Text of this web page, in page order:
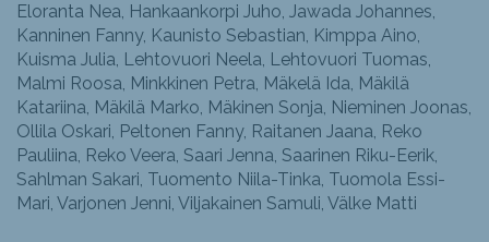
Eloranta Nea, Hankaankorpi Juho, Jawada Johannes,
Kanninen Fanny, Kaunisto Sebastian, Kimppa Aino,
Kuisma Julia, Lehtovuori Neela, Lehtovuori Tuomas,
Malmi Roosa, Minkkinen Petra, Mäkelä Ida, Mäkilä
Katariina, Mäkilä Marko, Mäkinen Sonja, Nieminen Joonas,
Ollila Oskari, Peltonen Fanny, Raitanen Jaana, Reko
Pauliina, Reko Veera, Saari Jenna, Saarinen Riku-Eerik,
Sahlman Sakari, Tuomento Niila-Tinka, Tuomola Essi-
Mari, Varjonen Jenni, Viljakainen Samuli, Välke Matti